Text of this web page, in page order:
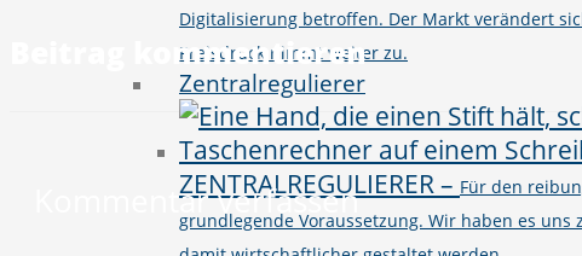
Digitalisierung betroffen. Der Markt verändert
Preisdruck nimmt weiter zu.
Zentralregulierer
ZENTRALREGULIERER– Für den
grundlegende Voraussetzung. Wir haben es
Beitrag kommentieren
Kommentar verfassen